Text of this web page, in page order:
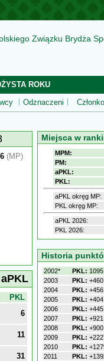
Związku Brydża
ROKU
Odznaczeni
(MP)
PKL
6
11
31
Miejsca w
MPM:
PM:
aPKL:
PKL:
aPKL okręg MP:
PKL okręg MP:
aPKL 2026:
PKL 2026:
Historia
2002* PKL: 1095
2003
PKL: +460
2004
PKL: +456
2005
PKL: +404
2006
PKL: +445
2007
PKL: +921
2008
PKL: +900
2009
PKL:
2010
PKL:
2011
PKL: